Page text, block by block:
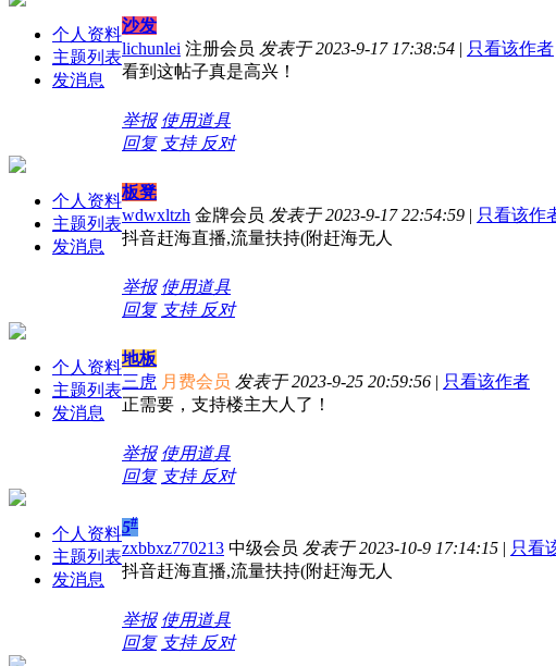
个人资料
主题列表
发消息
沙发
lichunlei 注册会员 发表于 2023-9-17 17:38:54 | 只看该作者
看到这帖子真是高兴！
举报 使用道具
回复 支持 反对
个人资料
主题列表
发消息
板凳
wdwxltzh 金牌会员 发表于 2023-9-17 22:54:59 | 只看该作
抖音赶海直播,流量扶持(附赶海无人
举报 使用道具
回复 支持 反对
个人资料
主题列表
发消息
地板
三虎 月费会员 发表于 2023-9-25 20:59:56 | 只看该作者
正需要，支持楼主大人了！
举报 使用道具
回复 支持 反对
个人资料
主题列表
发消息
5#
zxbbxz770213 中级会员 发表于 2023-10-9 17:14:15 | 只看
抖音赶海直播,流量扶持(附赶海无人
举报 使用道具
回复 支持 反对